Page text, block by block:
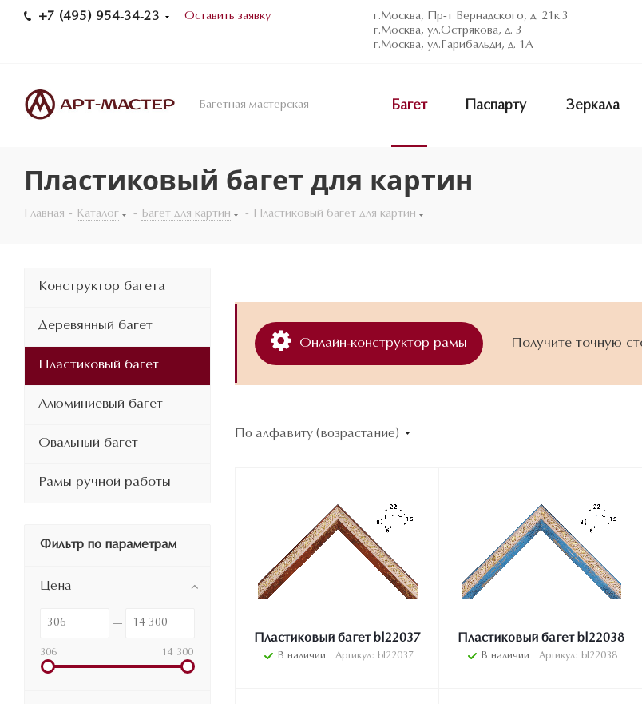
+7 (495) 954-34-23 Оставить заявку
г.Москва, Пр-т Вернадского, д. 21к.3
г.Москва, ул.Острякова, д. 3
г.Москва, ул.Гарибальди, д. 1А
Багетная мастерская Багет Паспарту Зеркала
Пластиковый багет для картин
Главная - Каталог - Багет для картин - Пластиковый багет для картин
Онлайн-конструктор рамы Получите точную
По алфавиту (возрастание)
Пластиковый багет bl22037
В наличии Артикул: bl22037
Пластиковый багет bl22038
В наличии Артикул: bl22038
Конструктор багета
Деревянный багет
Пластиковый багет
Алюминиевый багет
Овальный багет
Рамы ручной работы
Фильтр по параметрам
Цена
306 14 300